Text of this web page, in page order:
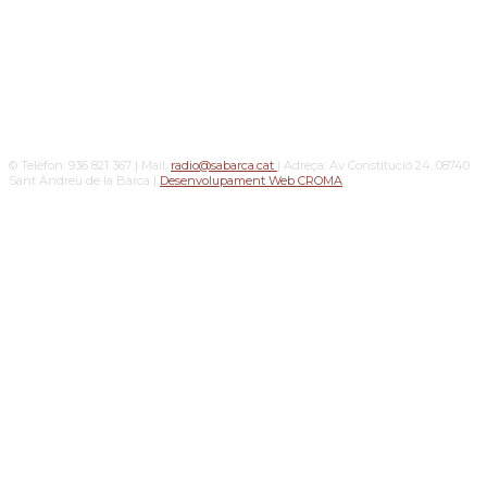
© Telèfon: 936 821 367 | Mail: radio@sabarca.cat | Adreça: Av Constitució 24, 08740
Sant Andreu de la Barca | Desenvolupament Web CROMA